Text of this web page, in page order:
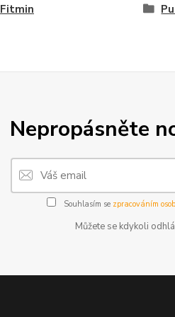
Fitmin
Nepropásněte
Souhlasím se zpracováním
Můžete se kdykoli